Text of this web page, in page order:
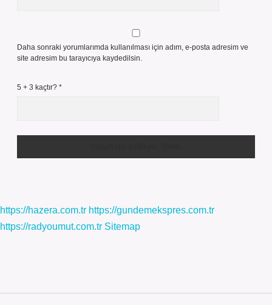
Daha sonraki yorumlarımda kullanılması için adım, e-posta adresim ve
site adresim bu tarayıcıya kaydedilsin.
5 + 3 kaçtır? *
https://hazera.com.tr https://gundemekspres.com.tr
https://radyoumut.com.tr Sitemap